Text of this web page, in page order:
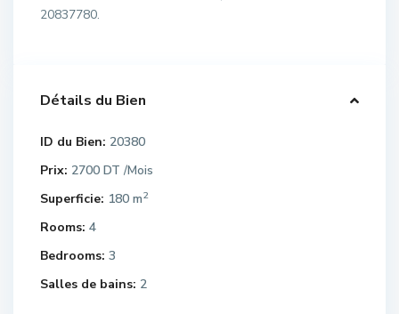
20837780.
Détails du Bien
ID du Bien: 20380
Prix: 2700 DT /Mois
Superficie: 180 m2
Rooms: 4
Bedrooms: 3
Salles de bains: 2